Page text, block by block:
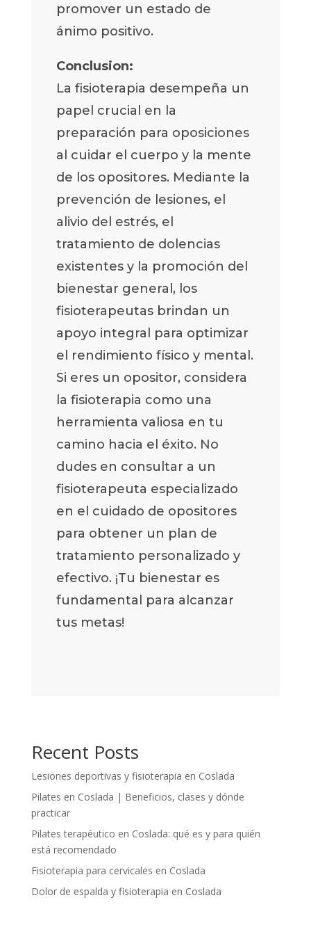
promover un estado de
ánimo positivo.
Conclusion:
La fisioterapia desempeña un
papel crucial en la
preparación para oposiciones
al cuidar el cuerpo y la mente
de los opositores. Mediante la
prevención de lesiones, el
alivio del estrés, el
tratamiento de dolencias
existentes y la promoción del
bienestar general, los
fisioterapeutas brindan un
apoyo integral para optimizar
el rendimiento físico y mental.
Si eres un opositor, considera
la fisioterapia como una
herramienta valiosa en tu
camino hacia el éxito. No
dudes en consultar a un
fisioterapeuta especializado
en el cuidado de opositores
para obtener un plan de
tratamiento personalizado y
efectivo. ¡Tu bienestar es
fundamental para alcanzar
tus metas!
Recent Posts
Lesiones deportivas y fisioterapia en Coslada
Pilates en Coslada | Beneficios, clases y dónde
practicar
Pilates terapéutico en Coslada: qué es y para quién
está recomendado
Fisioterapia para cervicales en Coslada
Dolor de espalda y fisioterapia en Coslada